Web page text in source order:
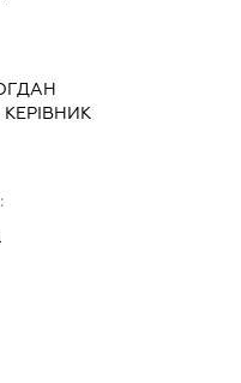
КЕРІВНИК